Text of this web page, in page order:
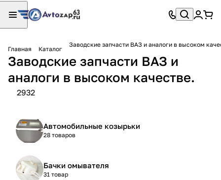
Главная Каталог
Заводские запчасти ВАЗ и аналоги в высоком
Заводские запчасти ВАЗ и
аналоги в высоком качестве.
2932
Автомобильные козырьки
28 товаров
Бачки омывателя
31 товар